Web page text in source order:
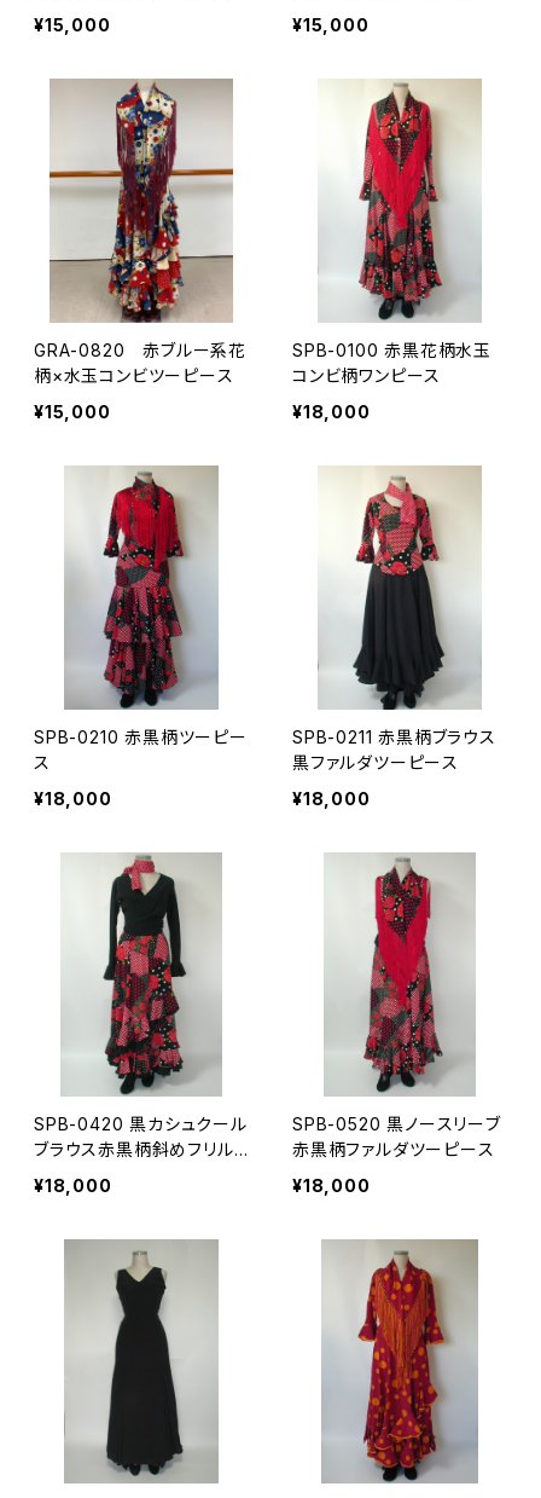
¥15,000
¥15,000
GRA-0820 赤ブルー系花
柄×水玉コンビツーピース
¥15,000
SPB-0100 赤黒花柄水玉
コンビ柄ワンピース
¥18,000
SPB-0210 赤黒柄ツーピー
ス
¥18,000
SPB-0211 赤黒柄ブラウス
黒ファルダツーピース
¥18,000
SPB-0420 黒カシュクール
ブラウス赤黒柄斜めフリル
ファルダツーピース
¥18,000
SPB-0520 黒ノースリーブ
赤黒柄ファルダツーピース
¥18,000